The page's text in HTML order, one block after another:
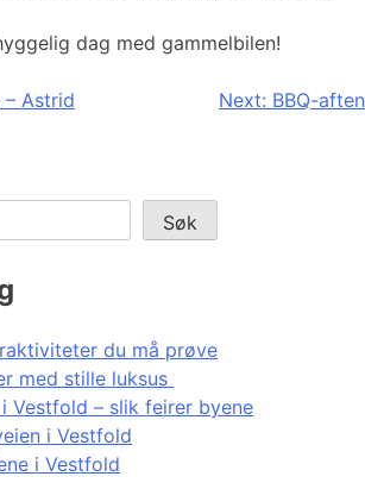
dag med gammelbilen!
Astrid
Next: BBQ-aften
Søk
du må prøve
med stille luksus
i Vestfold – slik feirer byene
i Vestfold
i Vestfold